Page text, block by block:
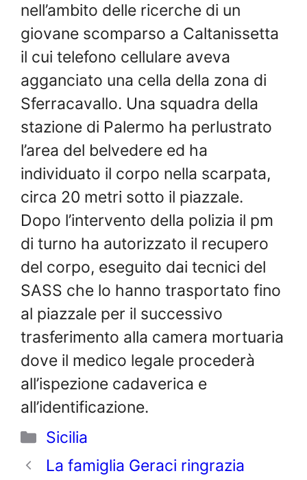
nell’ambito delle ricerche di un
giovane scomparso a Caltanissetta
il cui telefono cellulare aveva
agganciato una cella della zona di
Sferracavallo. Una squadra della
stazione di Palermo ha perlustrato
l’area del belvedere ed ha
individuato il corpo nella scarpata,
circa 20 metri sotto il piazzale.
Dopo l’intervento della polizia il pm
di turno ha autorizzato il recupero
del corpo, eseguito dai tecnici del
SASS che lo hanno trasportato fino
al piazzale per il successivo
trasferimento alla camera mortuaria
dove il medico legale procederà
all’ispezione cadaverica e
all’identificazione.
Categorie
Sicilia
La famiglia Geraci ringrazia